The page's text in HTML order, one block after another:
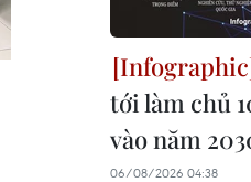
tới làm chủ
vào năm
06/08/2026 04:38